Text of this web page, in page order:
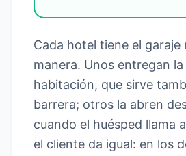
Cada hotel tiene el garaje
manera. Unos entregan
habitación, que sirve
barrera; otros la abren
cuando el huésped llama
el cliente da igual: en los